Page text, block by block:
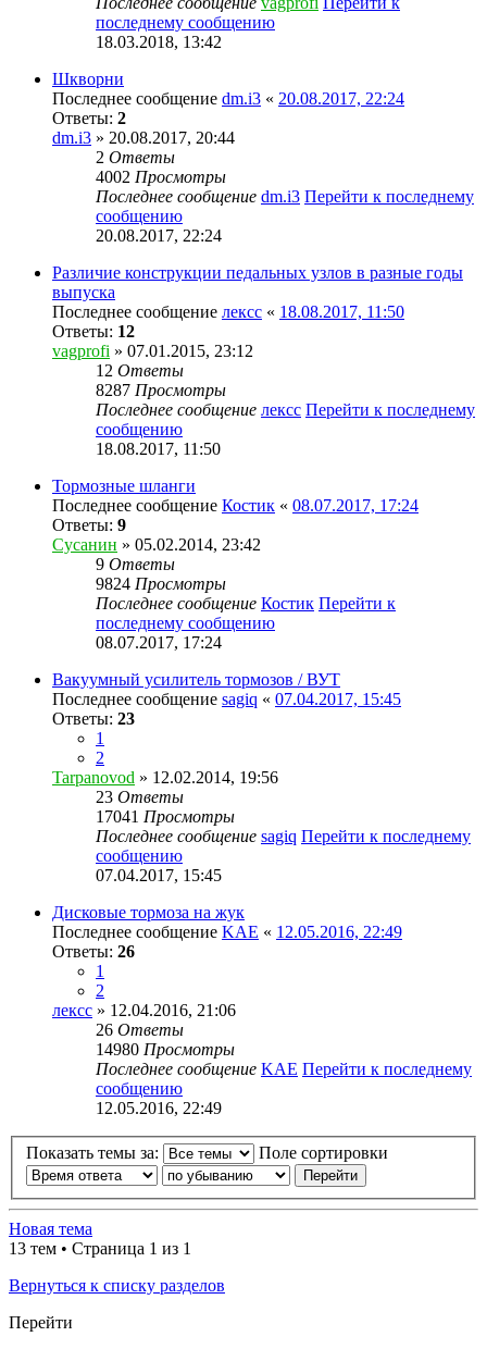
последнему сообщению
18.03.2018, 13:42
Шкворни
Последнее сообщение dm.i3 « 20.08.2017, 22:24
Ответы: 2
dm.i3 » 20.08.2017, 20:44
2 Ответы
4002 Просмотры
Последнее сообщение dm.i3 Перейти к последнему
сообщению
20.08.2017, 22:24
Различие конструкции педальных узлов в разные годы
выпуска
Последнее сообщение лексс « 18.08.2017, 11:50
Ответы: 12
vagprofi » 07.01.2015, 23:12
12 Ответы
8287 Просмотры
Последнее сообщение лексс Перейти к последнему
сообщению
18.08.2017, 11:50
Тормозные шланги
Последнее сообщение Костик « 08.07.2017, 17:24
Ответы: 9
Сусанин » 05.02.2014, 23:42
9 Ответы
9824 Просмотры
Последнее сообщение Костик Перейти к
последнему сообщению
08.07.2017, 17:24
Вакуумный усилитель тормозов / ВУТ
Последнее сообщение sagiq « 07.04.2017, 15:45
Ответы: 23
1
2
Tarpanovod » 12.02.2014, 19:56
23 Ответы
17041 Просмотры
Последнее сообщение sagiq Перейти к последнему
сообщению
07.04.2017, 15:45
Дисковые тормоза на жук
Последнее сообщение KAE « 12.05.2016, 22:49
Ответы: 26
1
2
лексс » 12.04.2016, 21:06
26 Ответы
14980 Просмотры
Последнее сообщение KAE Перейти к последнему
сообщению
12.05.2016, 22:49
Показать темы за: Поле сортировки
Новая тема
13 тем • Страница 1 из 1
Вернуться к списку разделов
Перейти